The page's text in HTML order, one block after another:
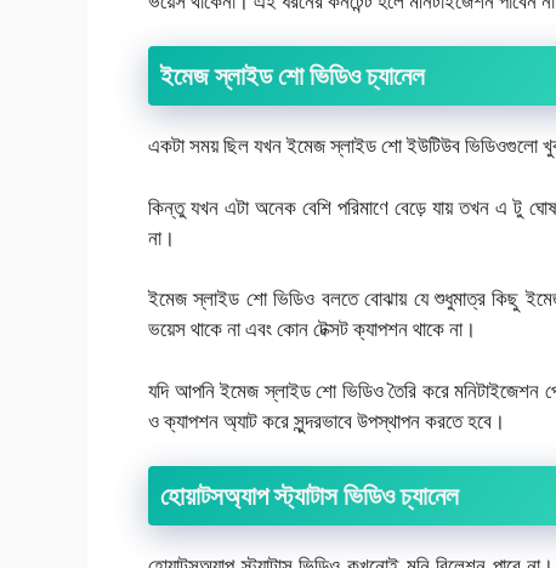
ইমেজ স্লাইড শো ভিডিও চ্যানেল
একটা সময় ছিল যখন ইমেজ স্লাইড শো ইউটিউব ভিডিওগুলো
কিন্তু যখন এটা অনেক বেশি পরিমাণে বেড়ে যায় তখন এ টু
না।
ইমেজ স্লাইড শো ভিডিও বলতে বোঝায় যে শুধুমাত্র কিছু
ভয়েস থাকে না এবং কোন টেক্সট ক্যাপশন থাকে না।
যদি আপনি ইমেজ স্লাইড শো ভিডিও তৈরি করে মনিটাইজেশন
ও ক্যাপশন অ্যাট করে সুন্দরভাবে উপস্থাপন করতে হবে।
হোয়াটসঅ্যাপ স্ট্যাটাস ভিডিও চ্যানেল